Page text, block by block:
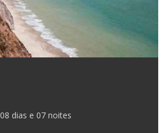
08 dias e 07 noites